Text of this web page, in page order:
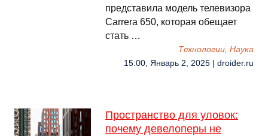
представила модель телевизора
Carrera 650, которая обещает
стать …
Технологии, Наука
15:00, Январь 2, 2025 | droider.ru
Пространство для уловок:
почему девелоперы не